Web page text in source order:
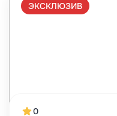
ЭКСКЛЮЗИВ
0